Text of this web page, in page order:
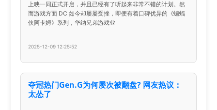
上映一同正式开启，并且已经有了听起来非常不错的计划。然
而游戏方面 DC 如今却屡屡受挫，即便有着口碑优异的《蝙蝠
侠阿卡姆》系列，华纳兄弟游戏业
2025-12-09 12:25:52
夺冠热门Gen.G为何屡次被翻盘? 网友热议：
太怂了